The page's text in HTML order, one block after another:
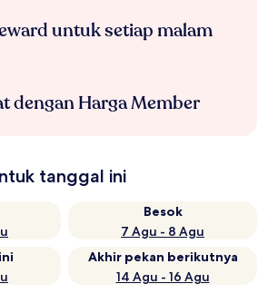
untuk setiap malam
dengan Harga Member
tanggal ini
Besok
7 Agu - 8 Agu
Akhir pekan berikutnya
14 Agu - 16 Agu